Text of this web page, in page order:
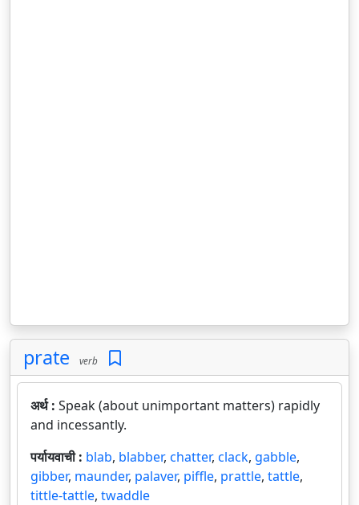
prate verb
अर्थ : Speak (about unimportant matters) rapidly
and incessantly.
पर्यायवाची : blab, blabber, chatter, clack, gabble,
gibber, maunder, palaver, piffle, prattle, tattle,
tittle-tattle, twaddle